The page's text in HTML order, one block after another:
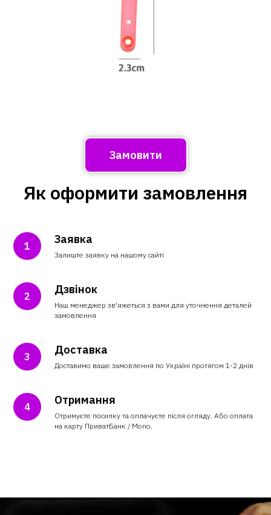
Замовити
Як оформити замовлення
Заявка
Залиште заявку на нашому сайті
Дзвінок
Наш менеджер зв'яжеться з вами для уточнення деталей
замовлення
Доставка
Доставимо ваше замовлення по Україні протягом 1-2 днів
Отримання
Отримуєте посилку та оплачуєте після огляду. Або оплата
на карту ПриватБанк / Mono.